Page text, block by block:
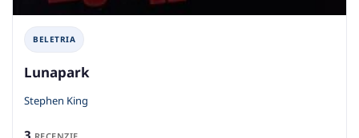
BELETRIA
Lunapark
Stephen King
3